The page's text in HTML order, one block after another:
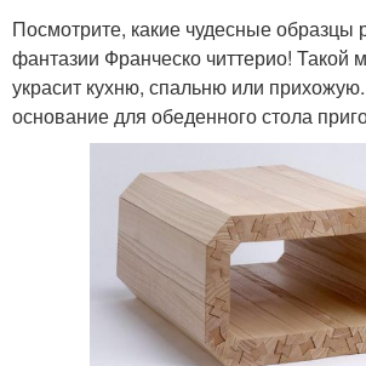
Посмотрите, какие чудесные образцы
фантазии Франческо читтерио! Такой
украсит кухню, спальню или
основание для обеденного стола